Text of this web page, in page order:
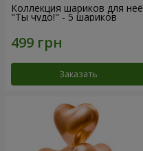
Коллекция шариков для неё
"Ты чудо!" - 5 шариков
Заказать